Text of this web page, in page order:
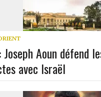
Joseph Aoun défend
avec Israël